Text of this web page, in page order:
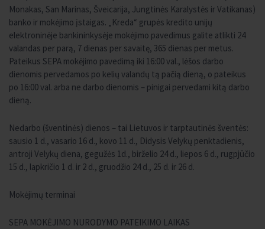
Monakas, San Marinas, Šveicarija, Jungtinės Karalystės ir Vatikanas)
banko ir mokėjimo įstaigas. „Kreda“ grupės kredito unijų
elektroninėje bankininkysėje mokėjimo pavedimus galite atlikti 24
valandas per parą, 7 dienas per savaitę, 365 dienas per metus.
Pateikus SEPA mokėjimo pavedimą iki 16:00 val., lėšos darbo
dienomis pervedamos po kelių valandų tą pačią dieną, o pateikus
po 16:00 val. arba ne darbo dienomis – pinigai pervedami kitą darbo
dieną.
Nedarbo (šventinės) dienos – tai Lietuvos ir tarptautinės šventės:
sausio 1 d., vasario 16 d., kovo 11 d., Didysis Velykų penktadienis,
antroji Velykų diena, gegužės 1d., birželio 24 d., liepos 6 d., rugpjūčio
15 d., lapkričio 1 d. ir 2 d., gruodžio 24 d., 25 d. ir 26 d.
Mokėjimų terminai
SEPA MOKĖJIMO NURODYMO PATEIKIMO LAIKAS